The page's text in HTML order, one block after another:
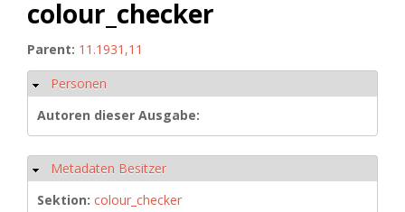
colour_checker
Parent: 11.1931,11
Hide
Personen
Autoren dieser Ausgabe:
Hide
Metadaten Besitzer
Sektion: colour_checker